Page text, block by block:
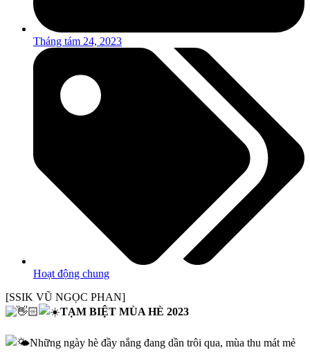
Tháng tám 24, 2023
Hoạt động chung
[SSIK VŨ NGỌC PHAN]
TẠM BIỆT MÙA HÈ 2023
Những ngày hè đầy nắng đang dần trôi qua, mùa thu mát mẻ